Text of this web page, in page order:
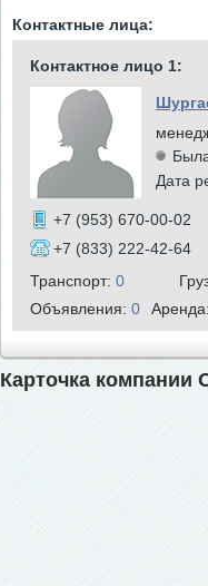
Контактные лица:
Контактное лицо 1:
Дата
+7 (953) 670-00-02
+7 (833) 222-42-64
Транспорт: 0
Объявления: 0
Карточка